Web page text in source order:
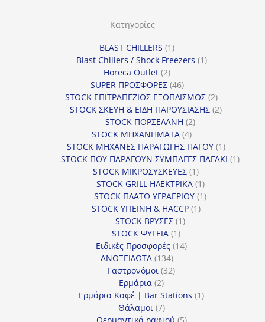
Κατηγορίες
BLAST CHILLERS 11
προϊόν
Blast Chillers / Shock Freezers 11
Horeca Outlet 22
προϊόντα
SUPER ΠΡΟΣΦΟΡΕΣ 4646
προϊόντα
STOCK ΕΠΙΤΡΑΠΕΖΙΟΣ ΕΞΟΠΛΙΣΜΟΣ 22
προϊόντα
STOCK ΣΚΕΥΗ & ΕΙΔΗ ΠΑΡΟΥΣΙΑΣΗΣ 22
STOCK ΠΟΡΣΕΛΑΝΗ 22
STOCK ΜΗΧΑΝΗΜΑΤΑ 44
προϊόντα
STOCK ΜΗΧΑΝΕΣ ΠΑΡΑΓΩΓΗΣ ΠΑΓΟΥ 11
προϊόν
STOCK ΠΟΥ ΠΑΡΑΓΟΥΝ ΣΥΜΠΑΓΕΣ ΠΑΓΑΚΙ 11
STOCK ΜΙΚΡΟΣΥΣΚΕΥΕΣ 11
προϊόν
STOCK GRILL ΗΛΕΚΤΡΙΚΑ 11
προϊόν
STOCK ΠΛΑΤΩ ΥΓΡΑΕΡΙΟΥ 11
STOCK ΥΓΙΕΙΝΗ & HACCP 11
STOCK ΒΡΥΣΕΣ 11
STOCK ΨΥΓΕΙΑ 11
προϊόν
Ειδικές Προσφορές 1414
ΑΝΟΞΕΙΔΩΤΑ 134134
προϊόντα
Γαστρονόμοι 3232
Ερμάρια 22
προϊόντα
Ερμάρια Καφέ | Bar Stations 11
Θάλαμοι 77
προϊόντα
Θερμαντικά ραφιού 55